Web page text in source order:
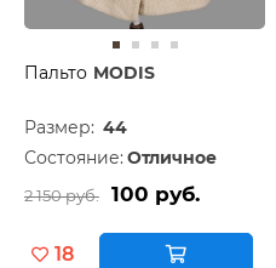
Пальто MODIS
Размер: 44
Состояние: Отличное
2 150 руб. 100 руб.
18